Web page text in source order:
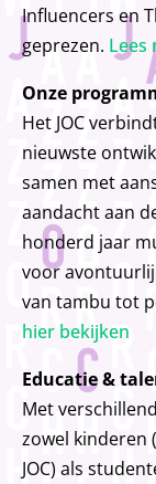
Influencers en
geprezen. Lees
Onze
Het JOC
nieuwste
samen met
aandacht aan
honderd jaar
voor
van tambu tot
hier bekijken
Educatie &
Met
zowel kinderen
JOC) als